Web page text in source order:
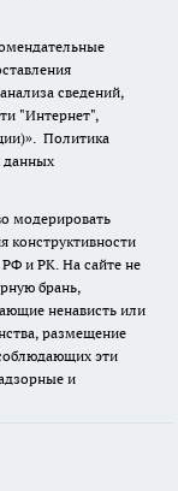
сведений,
"Интернет",
Политика
данных
модерировать
конструктивности
и РК. На сайте не
брань,
ненависть или
размещение
эти
и